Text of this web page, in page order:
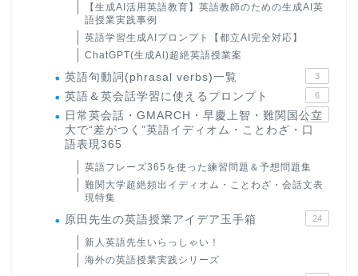
【生成AI活用英語教育】英語教師のための生成AI英
語授業実践事例
英語学習生成AIプロンプト【都立AI完全対応】
ChatGPT(生成AI)超絶英語授業案
英語句動詞(phrasal verbs)一覧 3
英語＆英会話学習に使えるプロンプト 6
日常英会話・GMARCH・早慶上智・難関国公立
大で“差がつく”英語イディオム・ことわざ・口
語表現365
22
英語フレーズ365を使った練習問題＆予想問題集
難関大学超絶頻出イディオム・ことわざ・会話文表
現特集
原田先生の英語授業アイデア玉手箱 24
新人英語先生いらっしゃい！
海外の英語授業実践シリーズ